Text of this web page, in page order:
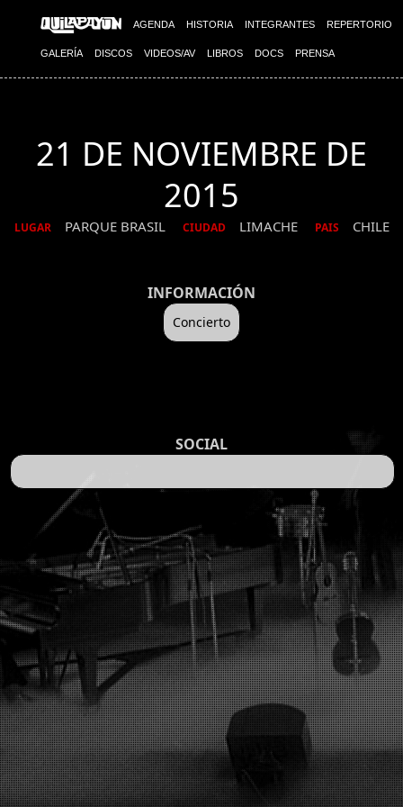
AGENDA HISTORIA INTEGRANTES REPERTORIO
GALERÍA DISCOS VIDEOS/AV LIBROS DOCS PRENSA
21 DE NOVIEMBRE DE
2015
LUGAR PARQUE BRASIL CIUDAD LIMACHE PAIS CHILE
INFORMACIÓN
Concierto
SOCIAL